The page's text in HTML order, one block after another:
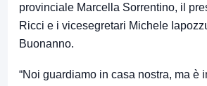
provinciale Marcella Sorrentino, il
Ricci e i vicesegretari Michele
Buonanno.
“Noi guardiamo in casa nostra, ma è